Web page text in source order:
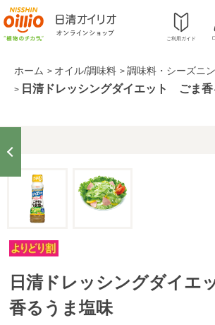
ご利用ガイド
ホーム > オイル/調味料 > 調味料・シーズニ
> 日清ドレッシングダイエット ごま香
日清ドレッシングダイエ
香るうま塩味